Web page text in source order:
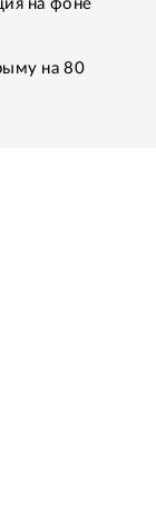
на фоне
на 80